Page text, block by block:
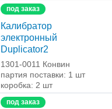
под заказ
Калибратор
электронный
Duplicator2
1301-0011 Конвин
партия поставки: 1 шт
коробка: 2 шт
под заказ